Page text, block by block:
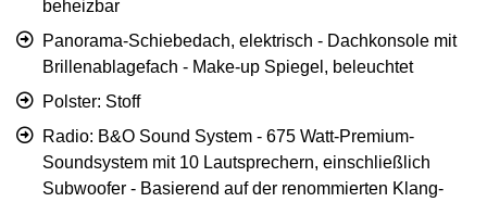
beheizbar
Panorama-Schiebedach, elektrisch - Dachkonsole mit
Brillenablagefach - Make-up Spiegel, beleuchtet
Polster: Stoff
Radio: B&O Sound System - 675 Watt-Premium-
Soundsystem mit 10 Lautsprechern, einschließlich
Subwoofer - Basierend auf der renommierten Klang-